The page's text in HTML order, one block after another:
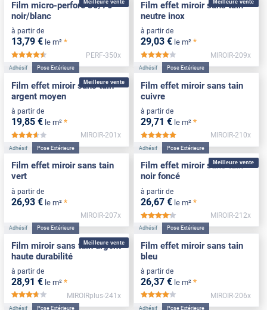
Meilleure vente
Film micro-perforé 30/70
noir/blanc
à partir de
13,79 € le m² *
*****
PERF-350x
Meilleure vente
Film effet miroir sans tain
neutre inox
à partir de
29,03 € le m² *
*****
MIROIR-209x
Meilleure vente
Adhésif Pose Extérieure
Film effet miroir sans tain
argent moyen
à partir de
19,85 € le m² *
*****
MIROIR-201x
Adhésif Pose Extérieure
Film effet miroir sans tain
cuivre
à partir de
29,71 € le m² *
MIROIR-210x
Adhésif Pose Extérieure
Film effet miroir sans tain
vert
à partir de
26,93 € le m² *
MIROIR-207x
Meilleure vente
Adhésif Pose Extérieure
Film effet miroir sans tain
noir foncé
à partir de
26,67 € le m² *
*****
MIROIR-212x
Meilleure vente
Adhésif Pose Extérieure
Film miroir sans tain argent
haute durabilité
à partir de
28,91 € le m² *
*****
MIROIRplus-241x
Adhésif Pose Extérieure
Film effet miroir sans tain
bleu
à partir de
26,37 € le m² *
*****
MIROIR-206x
Adhésif Pose Extérieure Adhésif Pose Extérieure